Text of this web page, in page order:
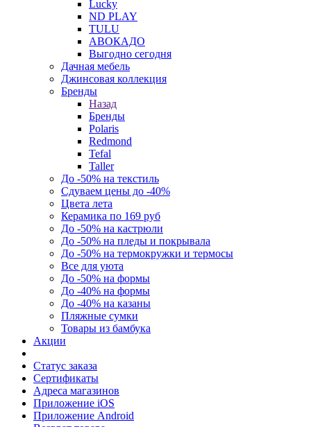
Lucky
ND PLAY
TULU
АВОКАДО
Выгодно сегодня
Дачная мебель
Джинсовая коллекция
Бренды
Назад
Бренды
Polaris
Redmond
Tefal
Taller
До -50% на текстиль
Сдуваем цены до -40%
Цвета лета
Керамика по 169 руб
До -50% на кастрюли
До -50% на пледы и покрывала
До -50% на термокружки и термосы
Все для уюта
До -50% на формы
До -40% на формы
До -40% на казаны
Пляжные сумки
Товары из бамбука
Акции
Статус заказа
Сертификаты
Адреса магазинов
Приложение iOS
Приложение Android